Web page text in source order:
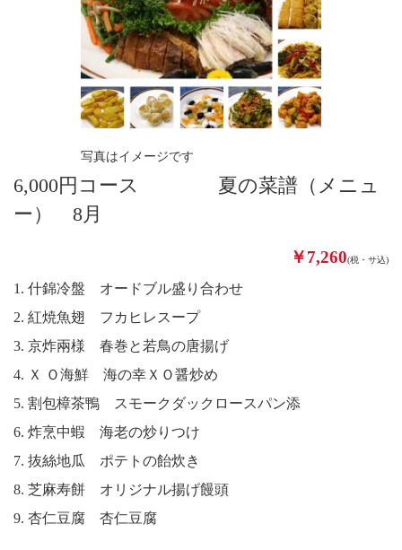
写真はイメージです
6,000円コース 夏の菜譜（メニュ
ー） 8月
￥7,260(税・サ込)
1. 什錦冷盤 オードブル盛り合わせ
2. 紅焼魚翅 フカヒレスープ
3. 京炸兩様 春巻と若鳥の唐揚げ
4. Ｘ Ｏ海鮮 海の幸ＸＯ醤炒め
5. 割包樟茶鴨 スモークダックロースパン添
6. 炸烹中蝦 海老の炒りつけ
7. 抜絲地瓜 ポテトの飴炊き
8. 芝麻寿餅 オリジナル揚げ饅頭
9. 杏仁豆腐 杏仁豆腐